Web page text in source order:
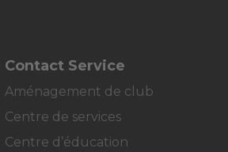
Contact Service
Aménagement de club
Centre de services
Centre d’éducation